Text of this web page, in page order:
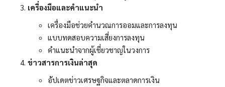
เครื่องมือและคำแนะนำ
เครื่องมือช่วยคำนวณการออมและการลงทุน
แบบทดสอบความเสี่ยงการลงทุน
คำแนะนำจากผู้เชี่ยวชาญในวงการ
ข่าวสารการเงินล่าสุด
อัปเดตข่าวเศรษฐกิจและตลาดการเงิน